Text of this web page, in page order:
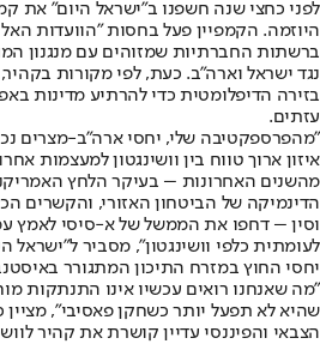
לפני כחצי שנה חשפנו ב"ישראל היום" את
היוזמה. הקמפיין פעל בחסות "הוועדות
ברשתות החברתיות שמזוהים עם מנגנון
נגד ישראל וארה"ב. כעת, לפי מקורות
בזירה הדיפלומטית כדי להרתיע מדינות
עזתים.
"מהפרספקטיבה שלי, יחסי ארה"ב-מצרים
איזון ארוך טווח בין וושינגטון למעצמות
מהשנים האחרונות – בעיקר הלחץ
הדינמיקה של הביטחון האזורי, והקשרים
וסין – דחפו את הממשל של א-סיסי לאמץ
לעומתית כלפי וושינגטון", מסביר ל"ישראל
יחסי החוץ במזרח התיכון המתגורר
"מה שאנחנו רואים עכשיו אינו התנתקות
שהיא לא תפעל יותר כשחקן פאסיבי", מציין
הצבאי והפיננסי עדיין קושרת את קהיר